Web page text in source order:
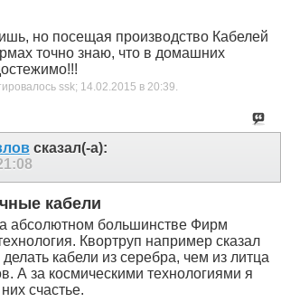
но посещая производство Кабелей
точно знаю, что в домашних
ssk; 14.02.2015 в 20:39.
сказал(-а):
кабели
абсолютном большинстве Фирм
Квортруп например сказал
кабели из серебра, чем из литца
А за космическими технологиями я
счастье.